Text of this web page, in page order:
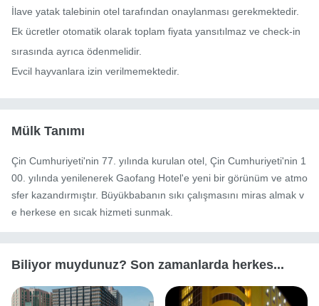
İlave yatak talebinin otel tarafından onaylanması gerekmektedir.
Ek ücretler otomatik olarak toplam fiyata yansıtılmaz ve check-in
sırasında ayrıca ödenmelidir.
Evcil hayvanlara izin verilmemektedir.
Mülk Tanımı
Çin Cumhuriyeti'nin 77. yılında kurulan otel, Çin Cumhuriyeti'nin 1
00. yılında yenilenerek Gaofang Hotel'e yeni bir görünüm ve atmo
sfer kazandırmıştır. Büyükbabanın sıkı çalışmasını miras almak v
e herkese en sıcak hizmeti sunmak.
Biliyor muydunuz? Son zamanlarda herkes...